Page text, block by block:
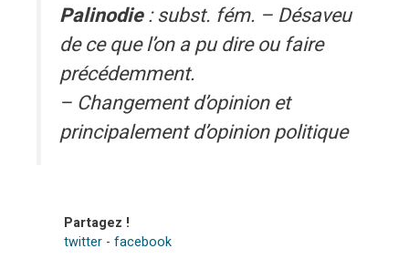
Palinodie: subst. fém. – Désaveu
de ce que l’on a pu dire ou faire
précédemment.
– Changement d’opinion et
principalement d’opinion politique
Partagez !
twitter - facebook